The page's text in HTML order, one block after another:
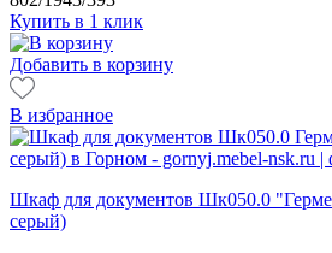
Купить в 1 клик
Добавить в корзину
В избранное
Шкаф для документов Шк050.0
серый)